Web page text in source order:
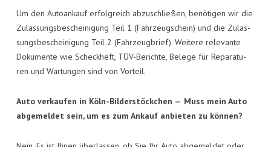
Um den Auto­an­kauf erfolg­reich abzu­schlie­ßen, benö­ti­gen wir die
Zulas­sungs­be­schei­ni­gung Teil 1 (Fahr­zeug­schein) und die Zulas­
sungs­be­schei­ni­gung Teil 2 (Fahr­zeug­brief). Wei­te­re rele­van­te
Doku­men­te wie Scheck­heft, TÜV-Berich­te, Bele­ge für Repa­ra­tu­
ren und War­tun­gen sind von Vorteil.
Auto ver­kau­fen in Köln-Bil­der­stöck­chen — Muss mein Auto
abge­mel­det sein, um es zum Ankauf anbie­ten zu können?